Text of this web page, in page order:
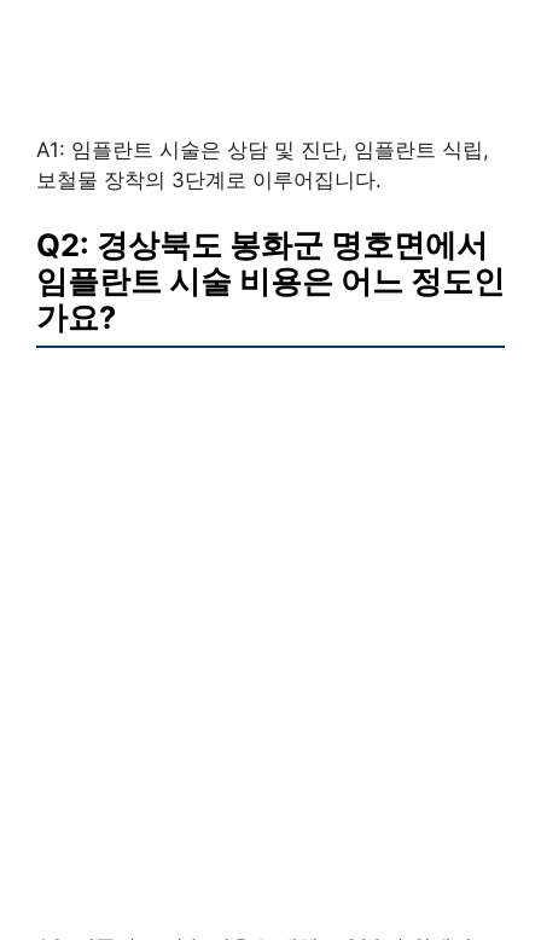
A1: 임플란트 시술은 상담 및 진단, 임플란트 식립,
보철물 장착의 3단계로 이루어집니다.
Q2: 경상북도 봉화군 명호면에서
임플란트 시술 비용은 어느 정도인
가요?